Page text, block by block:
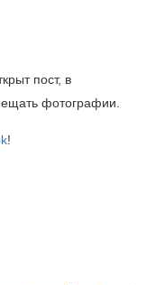
пост, в
фотографии.
!